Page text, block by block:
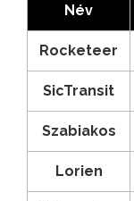
Név
Rocketeer
SicTransit
Szabiakos
Lorien